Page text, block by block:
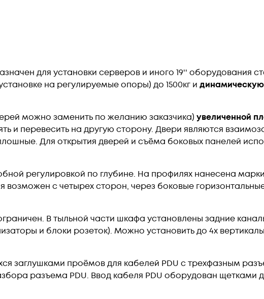
для установки серверов и иного 19'' оборудования
на регулируемые опоры) до 1500кг и
можно заменить по желанию заказчика) увеличенной
и перевесить на другую сторону. Двери являются
Для открытия дверей и съёма боковых панелей
регулировкой по глубине. На профилях нанесена
с четырех сторон, через боковые
В тыльной части шкафа установлены задние
и блоки розеток). Можно установить до 4х
заглушками проёмов для кабелей PDU с трехфазным
разъема PDU. Ввод кабеля PDU оборудован щетками